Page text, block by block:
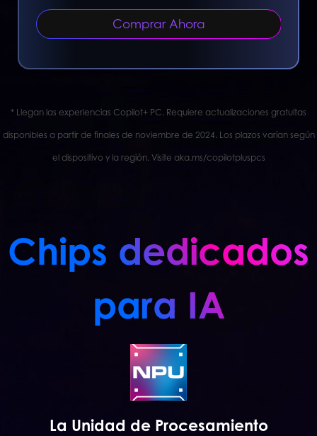
Comprar Ahora
* Llegan las experiencias Copilot+ PC. Requiere actualizaciones gratuitas
disponibles a partir de finales de noviembre de 2024. Los plazos varían según
el dispositivo y la región. Visite aka.ms/copilotpluspcs
Chips dedicados
para IA
La Unidad de Procesamiento